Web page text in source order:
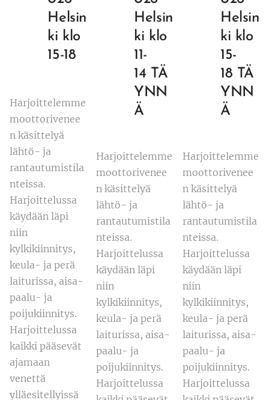
Helsin
ki klo
15-18
Harjoittelemme
moottorivenee
n käsittelyä
lähtö- ja
rantautumistila
nteissa.
Harjoittelussa
käydään läpi
niin
kylkikiinnitys,
keula- ja perä
laiturissa, aisa-
paalu- ja
poijukiinnitys.
Harjoittelussa
kaikki pääsevät
ajamaan
venettä
ylläesitellyissä
Helsin
ki klo
11-
14 TÄ
YNN
Ä
Harjoittelemme
moottorivenee
n käsittelyä
lähtö- ja
rantautumistila
nteissa.
Harjoittelussa
käydään läpi
niin
kylkikiinnitys,
keula- ja perä
laiturissa, aisa-
paalu- ja
poijukiinnitys.
Harjoittelussa
Helsin
ki klo
15-
18 TÄ
YNN
Ä
Harjoittelemme
moottorivenee
n käsittelyä
lähtö- ja
rantautumistila
nteissa.
Harjoittelussa
käydään läpi
niin
kylkikiinnitys,
keula- ja perä
laiturissa, aisa-
paalu- ja
poijukiinnitys.
Harjoittelussa